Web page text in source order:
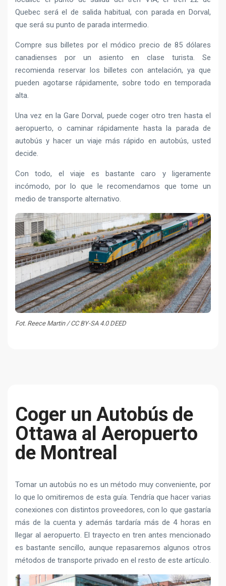
Quebec será el de salida habitual, con parada en Dorval,
que será su punto de parada intermedio.
Compre sus billetes por el módico precio de 85 dólares
canadienses por un asiento en clase turista. Se
recomienda reservar los billetes con antelación, ya que
pueden agotarse rápidamente, sobre todo en temporada
alta.
Una vez en la Gare Dorval, puede coger otro tren hasta el
aeropuerto, o caminar rápidamente hasta la parada de
autobús y hacer un viaje más rápido en autobús, usted
decide.
Con todo, el viaje es bastante caro y ligeramente
incómodo, por lo que le recomendamos que tome un
medio de transporte alternativo.
Fot. Reece Martin / CC BY-SA 4.0 DEED
Coger un Autobús de
Ottawa al Aeropuerto
de Montreal
Tomar un autobús no es un método muy conveniente, por
lo que lo omitiremos de esta guía. Tendría que hacer varias
conexiones con distintos proveedores, con lo que gastaría
más de la cuenta y además tardaría más de 4 horas en
llegar al aeropuerto. El trayecto en tren antes mencionado
es bastante sencillo, aunque repasaremos algunos otros
métodos de transporte privado en el resto de este artículo.